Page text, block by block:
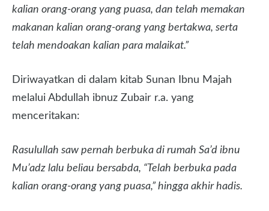
kalian orang-orang yang puasa, dan telah memakan
makanan kalian orang-orang yang bertakwa, serta
telah mendoakan kalian para malaikat.”
Diriwayatkan di dalam kitab Sunan Ibnu Majah
melalui Abdullah ibnuz Zubair r.a. yang
menceritakan:
Rasulullah saw pernah berbuka di rumah Sa’d ibnu
Mu’adz lalu beliau bersabda, “Telah berbuka pada
kalian orang-orang yang puasa,” hingga akhir hadis.